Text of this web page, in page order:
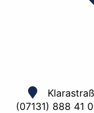
(07131) 888 41 0